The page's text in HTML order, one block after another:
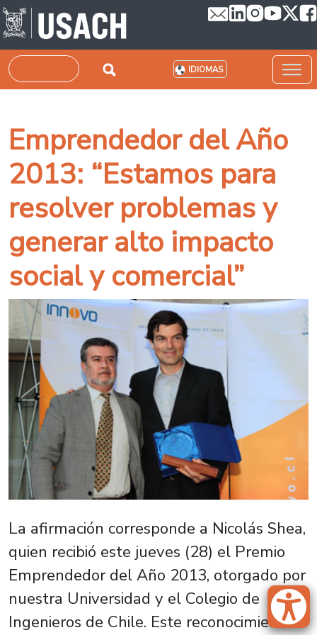
Pasar al contenido principal
Buscar IDIOMAS
Emprendedor del Año
2013: “Estamos para
resolver problemas y
generar alto impacto
social y comercial”
La afirmación corresponde a Nicolás Shea,
quien recibió este jueves (28) el Premio
Emprendedor del Año 2013, otorgado por
nuestra Universidad y el Colegio de
Ingenieros de Chile. Este reconocimiento